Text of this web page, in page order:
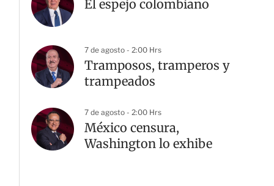
El espejo colombiano
7 de agosto - 2:00 Hrs
Tramposos, tramperos y
trampeados
7 de agosto - 2:00 Hrs
México censura,
Washington lo exhibe